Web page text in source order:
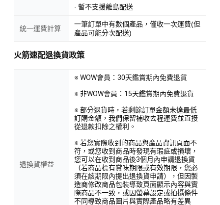
- 暫不支援離島配送
統一運費計算
一筆訂單中有數個產品，僅收一次運費(但
產品可能分次配送)
火箭速配退換貨政策
退換貨權益
※ WOW會員：30天鑑賞期內免費退貨
※ 非WOW會員：15天鑑賞期內免費退貨
※ 部分退貨時，若剩餘訂單金額未達最低
訂購金額，我們保留補收去程運費並直接
從退款扣除之權利。
※ 若您實際收到的商品與產品資訊頁面不
符，或您收到商品時發現有瑕疵或損壞，
您可以在收到商品後3個月內申請退換貨
（若商品標有賞味期限或有效期限，您必
須在該期限內提出退換貨申請），但因製
造商修改商品包裝導致頁面顯示內容與實
際商品不一致，或因螢幕設定或拍攝條件
不同導致商品圖片與實際產品略有差異